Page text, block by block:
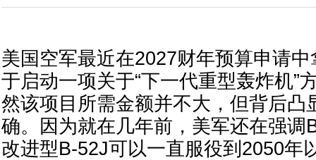
美国空军最近在2027财年预算申请
于启动一项关于“下一代重型轰炸机”
然该项目所需金额并不大，但背后凸
确。因为就在几年前，美军还在强调
改进型B-52J可以一直服役到2050年